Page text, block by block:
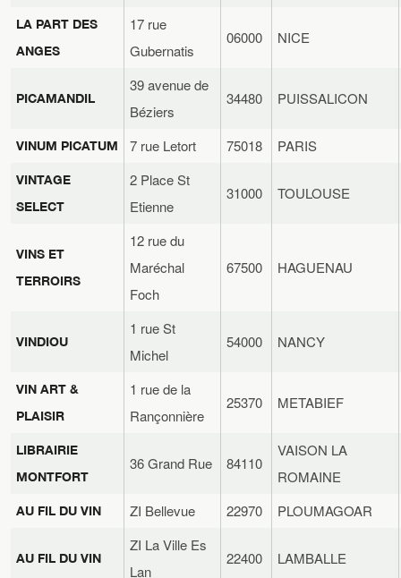
LA PART DES
ANGES
17 rue
Gubernatis
06000 NICE
PICAMANDIL
39 avenue de
Béziers
34480 PUISSALICON
VINUM PICATUM 7 rue Letort 75018 PARIS
VINTAGE
SELECT
2 Place St
Etienne
31000 TOULOUSE
VINS ET
TERROIRS
12 rue du
Maréchal
Foch
67500 HAGUENAU
VINDIOU
1 rue St
Michel
54000 NANCY
VIN ART &
PLAISIR
1 rue de la
Rançonnière
25370 METABIEF
LIBRAIRIE
MONTFORT
36 Grand Rue 84110
VAISON LA
ROMAINE
AU FIL DU VIN ZI Bellevue 22970 PLOUMAGOAR
AU FIL DU VIN
ZI La Ville Es
Lan
22400 LAMBALLE